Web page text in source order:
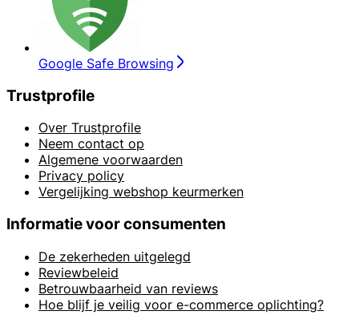
Google Safe Browsing
Trustprofile
Over Trustprofile
Neem contact op
Algemene voorwaarden
Privacy policy
Vergelijking webshop keurmerken
Informatie voor consumenten
De zekerheden uitgelegd
Reviewbeleid
Betrouwbaarheid van reviews
Hoe blijf je veilig voor e-commerce oplichting?